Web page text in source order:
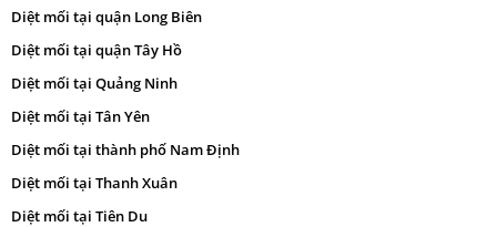
Diệt mối tại quận Long Biên
Diệt mối tại quận Tây Hồ
Diệt mối tại Quảng Ninh
Diệt mối tại Tân Yên
Diệt mối tại thành phố Nam Định
Diệt mối tại Thanh Xuân
Diệt mối tại Tiên Du